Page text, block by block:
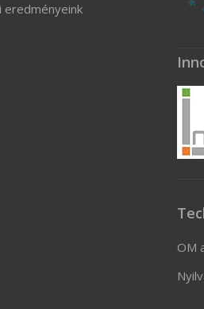
eredményeink
OM